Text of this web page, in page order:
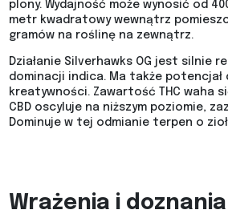
plony. Wydajność może wynosić od
metr kwadratowy wewnątrz
gramów na roślinę na zewnątrz.
Działanie Silverhawks OG jest silnie
dominacji indica. Ma także potencjał
kreatywności. Zawartość THC waha
CBD oscyluje na niższym poziomie,
Dominuje w tej odmianie terpen o
Wrażenia i doznania